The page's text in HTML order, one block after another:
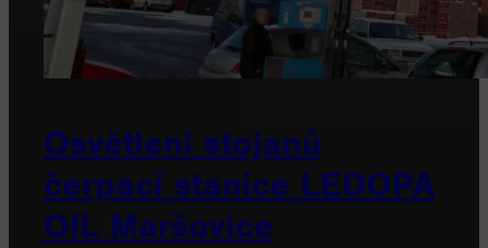
Osvětlení stojanů
čerpací stanice LEDOPA
OIL Maršovice